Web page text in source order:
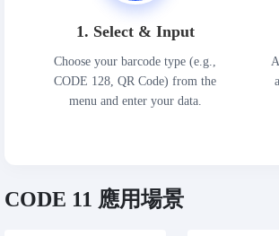
1. Select & Input
Choose your barcode type (e.g.,
CODE 128, QR Code) from the
menu and enter your data.
CODE 11 應用場景